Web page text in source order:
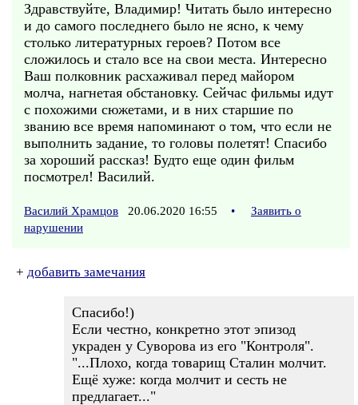
Здравствуйте, Владимир! Читать было интересно
и до самого последнего было не ясно, к чему
столько литературных героев? Потом все
сложилось и стало все на свои места. Интересно
Ваш полковник расхаживал перед майором
молча, нагнетая обстановку. Сейчас фильмы идут
с похожими сюжетами, и в них старшие по
званию все время напоминают о том, что если не
выполнить задание, то головы полетят! Спасибо
за хороший рассказ! Будто еще один фильм
посмотрел! Василий.
Василий Храмцов 20.06.2020 16:55 •
Заявить о
нарушении
+ добавить замечания
Спасибо!)
Если честно, конкретно этот эпизод
украден у Суворова из его "Контроля".
"...Плохо, когда товарищ Сталин молчит.
Ещё хуже: когда молчит и сесть не
предлагает..."